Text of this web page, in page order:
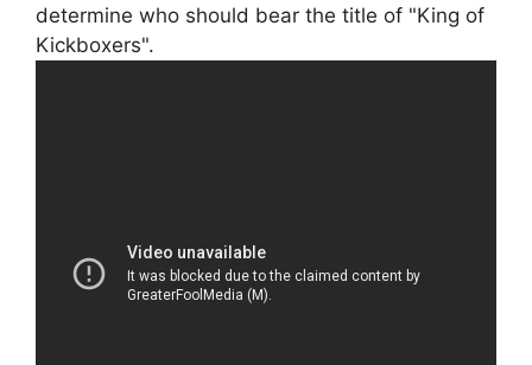
determine who should bear the title of "King of
Kickboxers".